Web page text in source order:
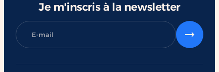
Je m'inscris à la newsletter